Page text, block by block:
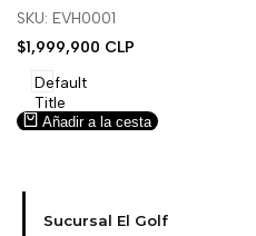
deseos.
SKU: EVH0001
Precio
venta
$1,999,900 CLP
Default
Title
Añadir a la cesta
Sucursal El Golf